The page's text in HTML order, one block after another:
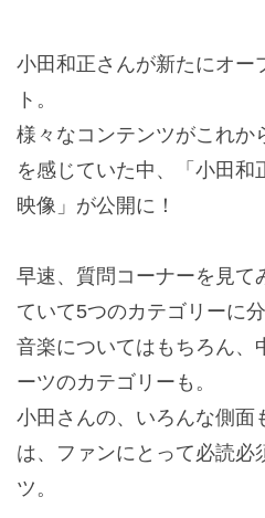
小田和正さんが新たにオー
ト。
様々なコンテンツがこれか
を感じていた中、「小田和
映像」が公開に！
早速、質問コーナーを見て
ていて5つのカテゴリーに
音楽についてはもちろん、
ーツのカテゴリーも。
小田さんの、いろんな側面
は、ファンにとって必読必
ツ。